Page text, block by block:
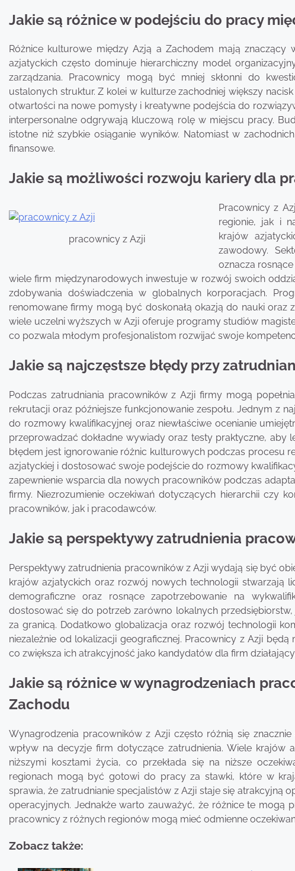
Jakie są różnice w podejściu do pracy
Różnice kulturowe między Azją a Zachodem mają
azjatyckich często dominuje hierarchiczny model
zarządzania. Pracownicy mogą być mniej skłonni do
ustalonych struktur. Z kolei w kulturze zachodniej większy
otwartości na nowe pomysły i kreatywne podejścia do
interpersonalne odgrywają kluczową rolę w miejscu pracy.
istotne niż szybkie osiąganie wyników. Natomiast w
finansowe.
Jakie są możliwości rozwoju kariery dla
pracownicy z Azji
Pracownicy z
regionie, jak i
krajów
zawodowy.
oznacza
wiele firm międzynarodowych inwestuje w rozwój swoich
zdobywania doświadczenia w globalnych korporacjach.
renomowane firmy mogą być doskonałą okazją do nauki
wiele uczelni wyższych w Azji oferuje programy studiów
co pozwala młodym profesjonalistom rozwijać swoje
Jakie są najczęstsze błędy przy
Podczas zatrudniania pracowników z Azji firmy mogą
rekrutacji oraz późniejsze funkcjonowanie zespołu. Jednym z
do rozmowy kwalifikacyjnej oraz niewłaściwe ocenianie
przeprowadzać dokładne wywiady oraz testy praktyczne, aby
błędem jest ignorowanie różnic kulturowych podczas procesu
azjatyckiej i dostosować swoje podejście do rozmowy
zapewnienie wsparcia dla nowych pracowników podczas
firmy. Niezrozumienie oczekiwań dotyczących hierarchii czy
pracowników, jak i pracodawców.
Jakie są perspektywy zatrudnienia
Perspektywy zatrudnienia pracowników z Azji wydają się być
krajów azjatyckich oraz rozwój nowych technologii stwarzają
demograficzne oraz rosnące zapotrzebowanie na
dostosować się do potrzeb zarówno lokalnych
za granicą. Dodatkowo globalizacja oraz rozwój technologii
niezależnie od lokalizacji geograficznej. Pracownicy z Azji
co zwiększa ich atrakcyjność jako kandydatów dla firm
Jakie są różnice w wynagrodzeniach
Zachodu
Wynagrodzenia pracowników z Azji często różnią się
wpływ na decyzje firm dotyczące zatrudnienia. Wiele krajów
niższymi kosztami życia, co przekłada się na niższe
regionach mogą być gotowi do pracy za stawki, które w
sprawia, że zatrudnianie specjalistów z Azji staje się
operacyjnych. Jednakże warto zauważyć, że różnice te mogą
pracownicy z różnych regionów mogą mieć odmienne
Zobacz także: